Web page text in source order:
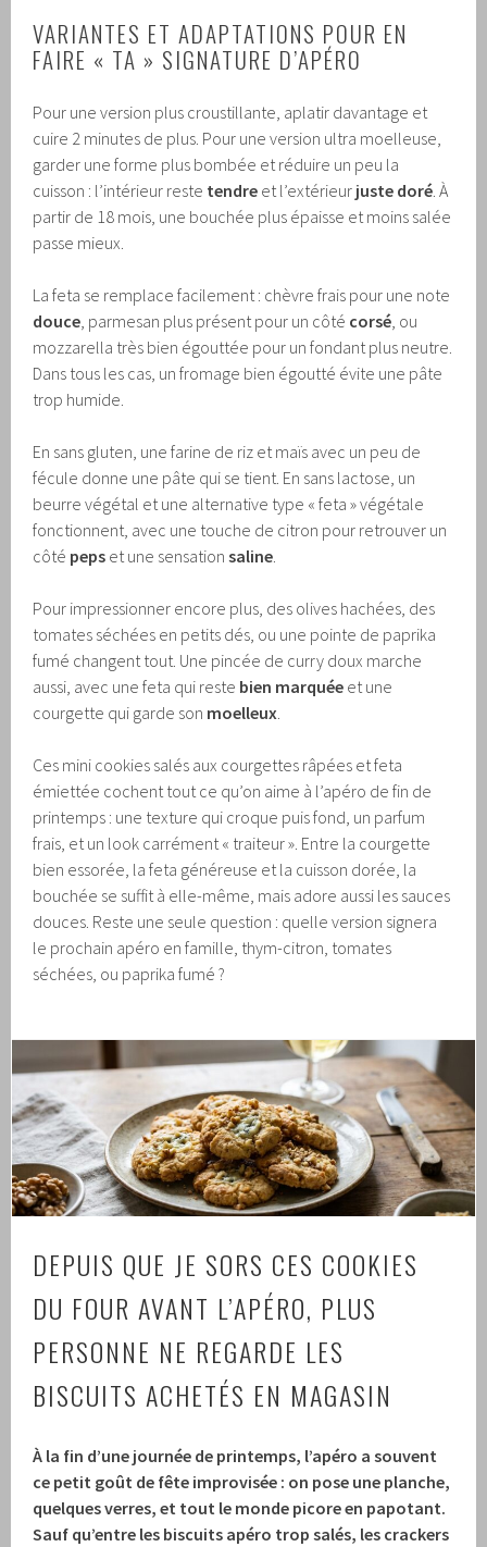
VARIANTES ET ADAPTATIONS POUR EN
FAIRE « TA » SIGNATURE D’APÉRO
Pour une version plus croustillante, aplatir davantage et
cuire 2 minutes de plus. Pour une version ultra moelleuse,
garder une forme plus bombée et réduire un peu la
cuisson : l’intérieur reste tendre et l’extérieur juste doré . À
partir de 18 mois, une bouchée plus épaisse et moins salée
passe mieux.
La feta se remplace facilement : chèvre frais pour une note
douce , parmesan plus présent pour un côté corsé , ou
mozzarella très bien égouttée pour un fondant plus neutre.
Dans tous les cas, un fromage bien égoutté évite une pâte
trop humide.
En sans gluten, une farine de riz et maïs avec un peu de
fécule donne une pâte qui se tient. En sans lactose, un
beurre végétal et une alternative type « feta » végétale
fonctionnent, avec une touche de citron pour retrouver un
côté peps et une sensationsaline
Pour impressionner encore plus, des olives hachées, des
tomates séchées en petits dés, ou une pointe de paprika
fumé changent tout. Une pincée de curry doux marche
aussi, avec une feta qui reste bien marquée et une
courgette qui garde son moelleux
Ces mini cookies salés aux courgettes râpées et feta
émiettée cochent tout ce qu’on aime à l’apéro de fin de
printemps : une texture qui croque puis fond, un parfum
frais, et un look carrément « traiteur ». Entre la courgette
bien essorée, la feta généreuse et la cuisson dorée, la
bouchée se suffit à elle-même, mais adore aussi les sauces
douces. Reste une seule question : quelle version signera
le prochain apéro en famille, thym-citron, tomates
séchées, ou paprika fumé ?
DEPUIS QUE JE SORS CES COOKIES
DU FOUR AVANT L’APÉRO, PLUS
PERSONNE NE REGARDE LES
BISCUITS ACHETÉS EN MAGASIN
À la fin d’une journée de printemps, l’apéro a souvent
ce petit goût de fête improvisée : on pose une planche,
quelques verres, et tout le monde picore en papotant.
Sauf qu’entre les biscuits apéro trop salés, les crackers